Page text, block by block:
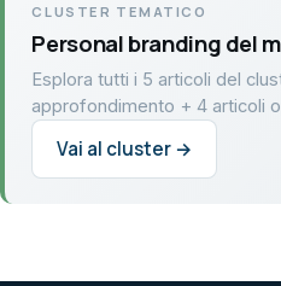
CLUSTER TEMATICO
Personal branding del
Esplora tutti i 5 articoli del
approfondimento + 4 articoli
Vai al cluster →